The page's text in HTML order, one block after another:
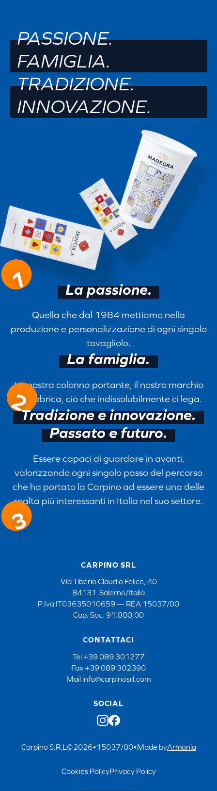
PASSIONE.
FAMIGLIA.
TRADIZIONE.
INNOVAZIONE.
1 La passione.
Quella che dal 1984 mettiamo nella
produzione e personalizzazione di ogni singolo
tovagliolo.
La famiglia.
La nostra colonna portante, il nostro marchio
di fabbrica, ciò che indissolubilmente ci lega.
2Tradizione e innovazione.
Passato e futuro.
Essere capaci di guardare in avanti,
valorizzando ogni singolo passo del percorso
che ha portato la Carpino ad essere una delle
realtà più interessanti in Italia nel suo settore.
3
CARPINO SRL
Via Tiberio Claudio Felice, 40
84131 Salerno/Italia
P.Iva IT03635010659 — REA 15037/00
Cap. Soc. 91.800,00
CONTATTACI
Tel+39 089 301277
Fax+39 089 302390
Mail info@carpinosrl.com
SOCIAL
Carpino S.R.L ©2026• 15037/00•Made byArmonia
Cookies PolicyPrivacy Policy